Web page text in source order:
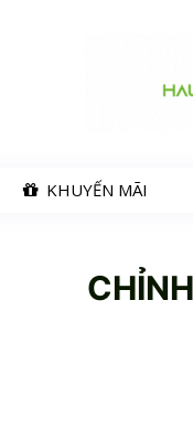
KHUYẾN MÃI